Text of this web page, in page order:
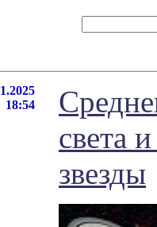
18:54
света
звезды